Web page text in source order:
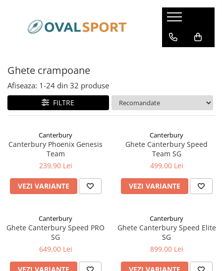
Femei
Incaltaminte
Barbati
Incaltaminte
Ghete crampoane
Afiseaza: 1-24 din 32 produse
FILTRE
Canterbury
Canterbury Phoenix Genesis
Team
239,90 Lei
VEZI VARIANTE
Canterbury
Ghete Canterbury Speed
Team SG
499,00 Lei
VEZI VARIANTE
Canterbury
Ghete Canterbury Speed PRO
SG
649,00 Lei
Canterbury
Ghete Canterbury Speed Elite
SG
899,00 Lei